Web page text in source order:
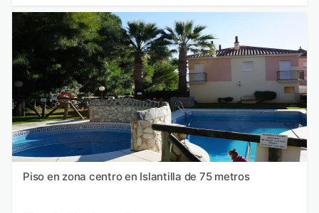
Piso en zona centro en Islantilla de 75 metros